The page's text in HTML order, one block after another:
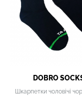
DOBRO